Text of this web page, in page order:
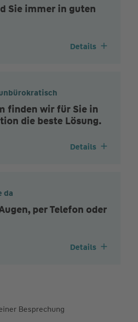
Sie immer in guten
Details
finden wir für Sie in
die beste Lösung.
Details
da
per Telefon oder
Details